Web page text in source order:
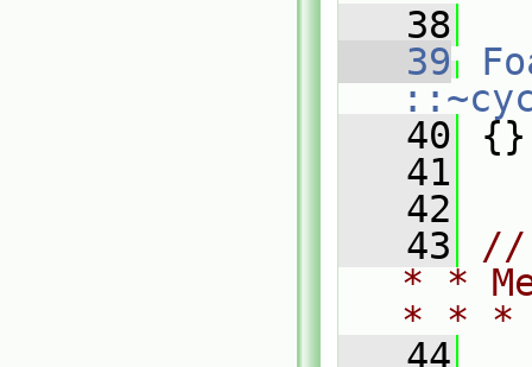
   38
   39
   40
{}
   41
   42
   43
//
* *
* *
   44